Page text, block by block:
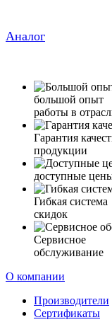
Аналог
большой опыт
работы в
Гарантия
продукции
доступные
Гибкая система
скидок
Сервисное
обслуживание
О компании
Производители
Сертификаты